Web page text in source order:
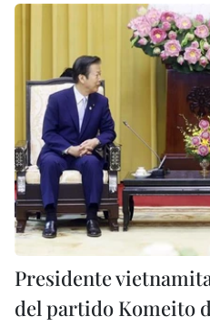
Presidente
del partido Komeito